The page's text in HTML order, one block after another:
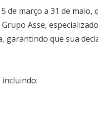
de março a 31 de
Asse,
que sua